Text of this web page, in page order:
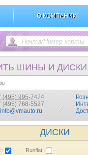
О КОМПАНИИ
ШИНЫ И ДИСКИ
(495) 995-7474
(495) 768-5527
info@vmauto.ru
ДИСКИ
Runflat: